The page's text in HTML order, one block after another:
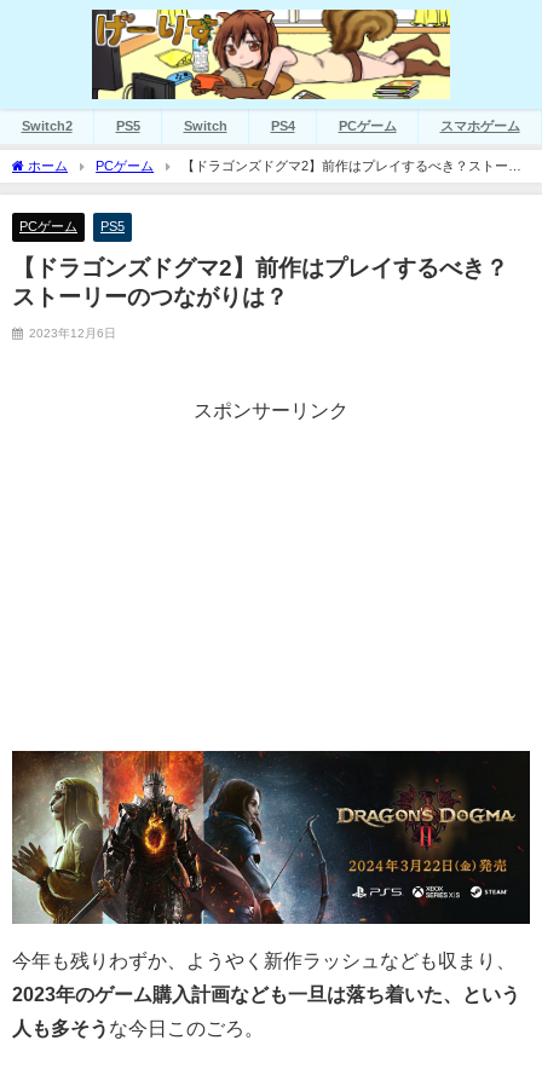
Switch2 PS5 Switch PS4 PCゲーム スマホゲーム
ホーム PCゲーム
【ドラゴンズドグマ2】前作はプレイするべき？ストーリ
ーのつながりは？
PCゲーム PS5
【ドラゴンズドグマ2】前作はプレイするべき？
ストーリーのつながりは？
2023年12月6日
スポンサーリンク
今年も残りわずか、ようやく新作ラッシュなども収まり、
2023年のゲーム購入計画なども一旦は落ち着いた、という
人も多そう な今日このごろ。